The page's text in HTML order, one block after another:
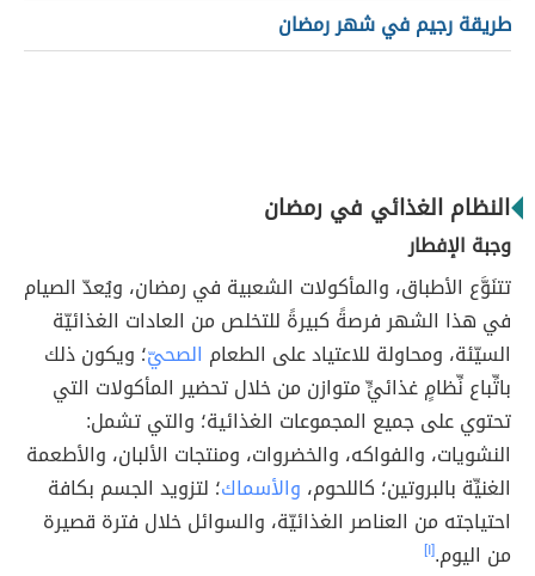
طريقة رجيم في شهر رمضان
النظام الغذائي في رمضان
وجبة الإفطار
تتنَوَّع الأطباق، والمأكولات الشعبية في رمضان، ويُعدّ الصيام
في هذا الشهر فرصةً كبيرةً للتخلص من العادات الغذائيّة
السيّئة، ومحاولة للاعتياد على الطعام الصحيّ؛ ويكون ذلك
باتِّباع نِّظامٍ غذائيٍّ متوازن من خلال تحضير المأكولات التي
تحتوي على جميع المجموعات الغذائية؛ والتي تشمل:
النشويات، والفواكه، والخضروات، ومنتجات الألبان، والأطعمة
الغنيِّة بالبروتين؛ كاللحوم، والأسماك؛ لتزويد الجسم بكافة
احتياجته من العناصر الغذائيّة، والسوائل خلال فترة قصيرة
من اليوم.[١]